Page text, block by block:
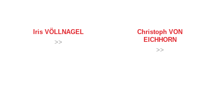
Iris VÖLLNAGEL
>>
Christoph VON
EICHHORN
>>